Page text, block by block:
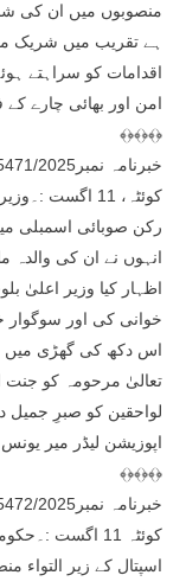
منصوبوں میں ان کی
ہے تقریب میں شریک
اقدامات کو سراہتے
امن اور بھائی چارے کے
﴾﴿﴾﴿﴾﴿
خبرنامہ نمبر5471/2025
کوئٹہ، 11
رکن صوبائی اسمبلی
انہوں نے ان کی والدہ
اظہار کیا وزیر اعلیٰ
خوانی کی اور سوگوار
اس دکھ کی گھڑی میں
تعالیٰ مرحومہ کو جنت
لواحقین کو صبرِ جمیل
اپوزیشن لیڈر میر
﴾﴿﴾﴿﴾﴿
خبرنامہ نمبر5472/2025
کوئٹہ 11 اگست
اسپتال کے زیر التواء